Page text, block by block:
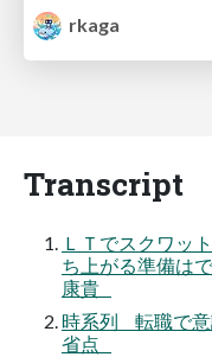
rkaga
Transcript
ＬＴでスクワッ
ち上がる準備
康貴
時系列 転職で
省点